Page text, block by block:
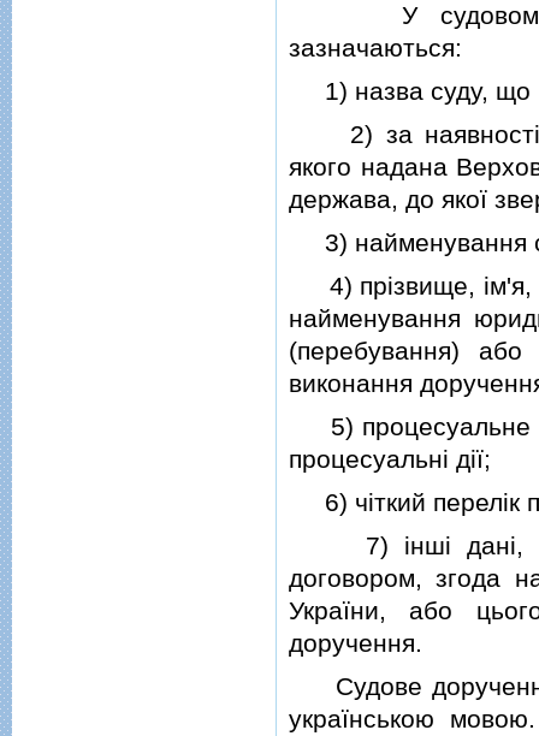
У судовому
зазначаються:
1) назва суду, що
2) за наявностi
якого надана
держава, до якої
3) найменування
4) прiзвище, iм'я,
найменування
(перебування)
виконання
5) процесуальне
процесуальнi дiї;
6) чiткий перелiк
7) iншi данi,
договором, згода
України, або
доручення.
Судове
українською